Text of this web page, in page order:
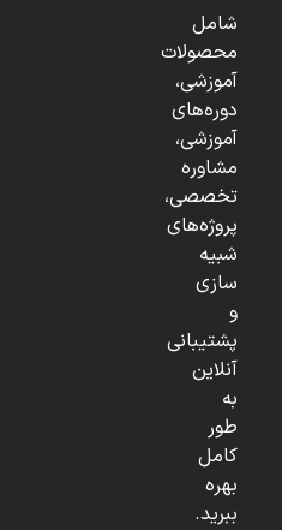
شامل
محصولات
آموزشی،
دوره‌های
آموزشی،
مشاوره
تخصصی،
پروژه‌های
شبیه
سازی
و
پشتیبانی
آنلاین
به
طور
کامل
بهره
ببرید.